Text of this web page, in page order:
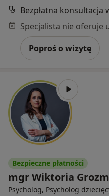
Poproś o wizytę
Bezpieczne płatności
mgr Wiktoria
Psycholog, Psycholog